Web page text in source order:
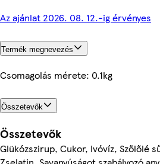
Az ajánlat 2026. 08. 12.-ig érvényes
Termék megnevezés
Csomagolás mérete: 0.1kg
Összetevők
Összetevők
Glükózszirup, Cukor, Ivóvíz, Szőlőlé